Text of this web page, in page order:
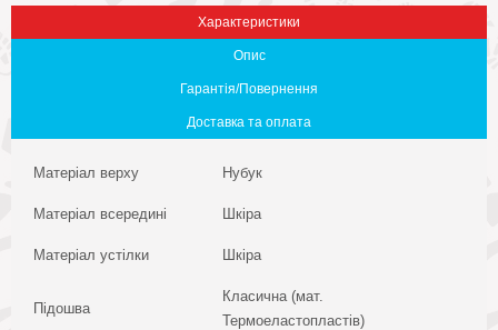
Характеристики
Опис
Гарантія/Повернення
Доставка та оплата
Матеріал верху Нубук
Матеріал всередині Шкіра
Матеріал устілки Шкіра
Підошва
Класична (мат.
Термоеластопластів)